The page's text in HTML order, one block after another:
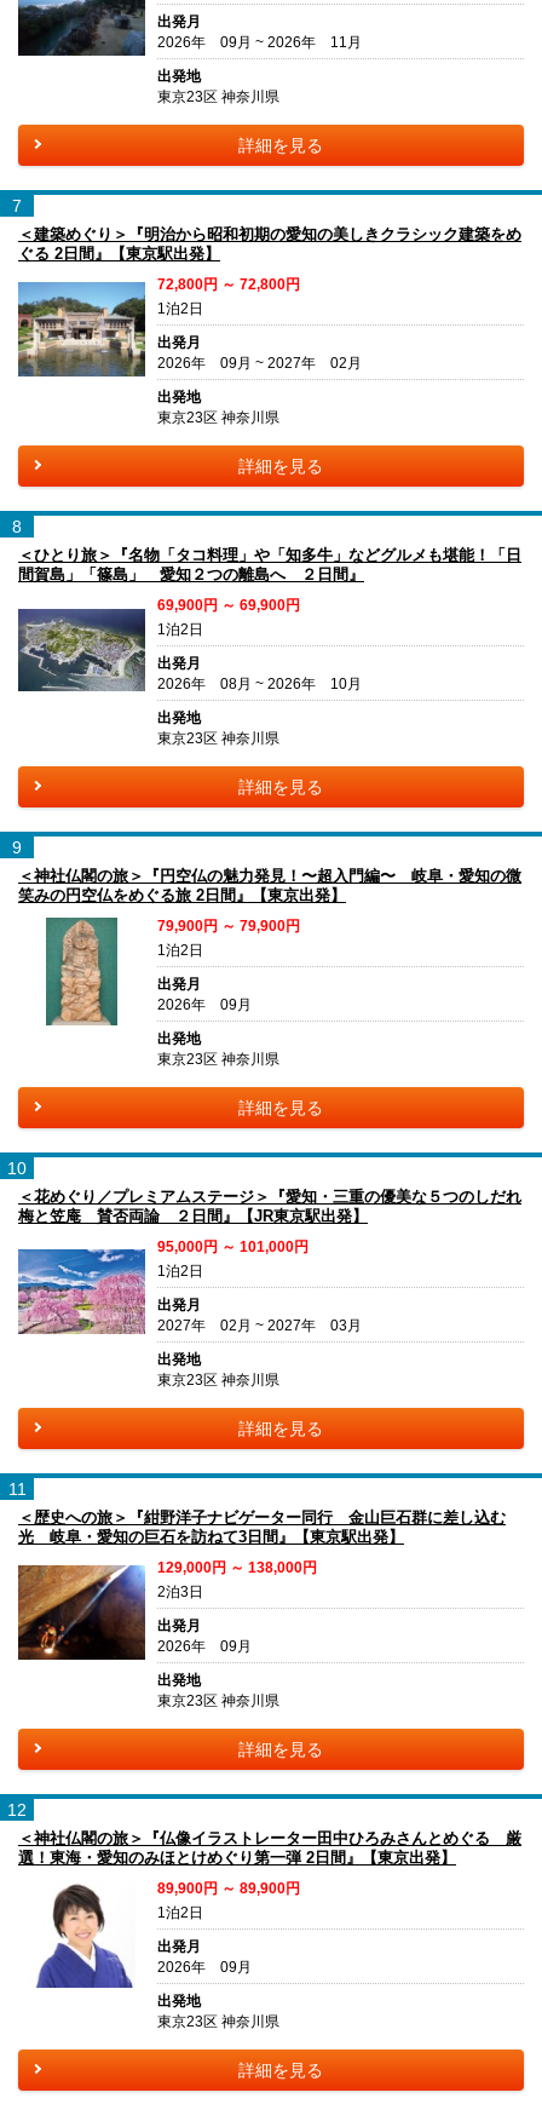
出発月
2026年 09月 ~ 2026年 11月
出発地
東京23区 神奈川県
詳細を見る
7
＜建築めぐり＞『明治から昭和初期の愛知の美しきクラシック建築をめ
ぐる 2日間』【東京駅出発】
72,800円 ～ 72,800円
1泊2日
出発月
2026年 09月 ~ 2027年 02月
出発地
東京23区 神奈川県
詳細を見る
8
＜ひとり旅＞『名物「タコ料理」や「知多牛」などグルメも堪能！「日
間賀島」「篠島」 愛知２つの離島へ ２日間』
69,900円 ～ 69,900円
1泊2日
出発月
2026年 08月 ~ 2026年 10月
出発地
東京23区 神奈川県
詳細を見る
9
＜神社仏閣の旅＞『円空仏の魅力発見！〜超入門編〜 岐阜・愛知の微
笑みの円空仏をめぐる旅 2日間』【東京出発】
79,900円 ～ 79,900円
1泊2日
出発月
2026年 09月
出発地
東京23区 神奈川県
詳細を見る
10
＜花めぐり／プレミアムステージ＞『愛知・三重の優美な５つのしだれ
梅と笠庵 賛否両論 ２日間』【JR東京駅出発】
95,000円 ～ 101,000円
1泊2日
出発月
2027年 02月 ~ 2027年 03月
出発地
東京23区 神奈川県
詳細を見る
11
＜歴史への旅＞『紺野洋子ナビゲーター同行 金山巨石群に差し込む
光 岐阜・愛知の巨石を訪ねて3日間』【東京駅出発】
129,000円 ～ 138,000円
2泊3日
出発月
2026年 09月
出発地
東京23区 神奈川県
詳細を見る
12
＜神社仏閣の旅＞『仏像イラストレーター田中ひろみさんとめぐる 厳
選！東海・愛知のみほとけめぐり第一弾 2日間』【東京出発】
89,900円 ～ 89,900円
1泊2日
出発月
2026年 09月
出発地
東京23区 神奈川県
詳細を見る